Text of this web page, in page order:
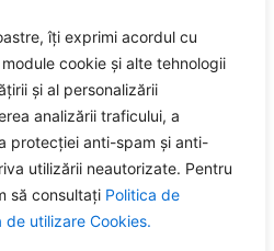
îți exprimi acordul cu
cookie și alte tehnologii
și al personalizării
analizării traficului, a
protecției anti-spam și anti-
utilizării neautorizate. Pentru
să consultați Politica de
de utilizare Cookies.
b
o
k
Explorează
Acasă
Despre Noi
Magazin
Contact